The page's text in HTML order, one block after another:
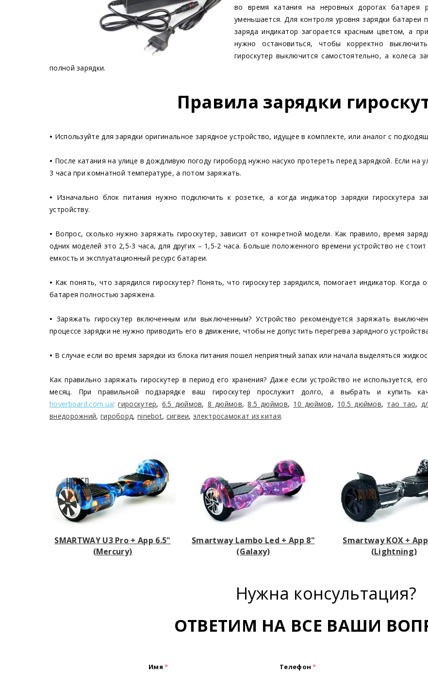
во время катания на неровных дорогах батарея
уменьшается. Для контроля уровня зарядки батареи
заряда индикатор загорается красным цветом, а
нужно остановиться, чтобы корректно
гироскутер выключится самостоятельно, а колеса
полной зарядки.
Правила зарядки
• Используйте для зарядки оригинальное зарядное устройство, идущее в комплекте, или аналог с
• После катания на улице в дождливую погоду гироборд нужно насухо протереть перед зарядкой. Если
3 часа при комнатной температуре, а потом заряжать.
• Изначально блок питания нужно подключить к розетке, а когда индикатор зарядки гироскутера
устройству.
• Вопрос, сколько нужно заряжать гироскутер, зависит от конкретной модели. Как правило, время
одних моделей это 2,5-3 часа, для других – 1,5-2 часа. Больше положенного времени устройство не
емкость и эксплуатационный ресурс батареи.
• Как понять, что зарядился гироскутер? Понять, что гироскутер зарядился, помогает индикатор.
батарея полностью заряжена.
• Заряжать гироскутер включенным или выключенным? Устройство рекомендуется заряжать
процессе зарядки не нужно приводить его в движение, чтобы не допустить перегрева зарядного
• В случае если во время зарядки из блока питания пошел неприятный запах или начала выделяться
Как правильно заряжать гироскутер в период его хранения? Даже если устройство не используется,
месяц. При правильной подзарядке ваш гироскутер прослужит долго, а выбрать и купить
hoverboard.com.ua:гироскутер, 6.5 дюймов, 8 дюймов,8.5 дюймов, 10 дюймов, 10.5 дюймов, тао тао,
внедорожний, гироборд, ninebot, сигвеи,электросамокат из китая.
SMARTWAY U3 Pro + App 6.5"
(Mercury)
Smartway Lambo Led + App 8"
(Galaxy)
Smartway KOX +
(Lightning)
Нужна консультация?
ОТВЕТИМ НА ВСЕ ВАШИ
Имя * Телефон *